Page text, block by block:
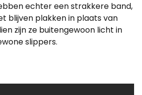
echter een strakkere band,
blijven plakken in plaats van
zijn ze buitengewoon licht in
slippers.